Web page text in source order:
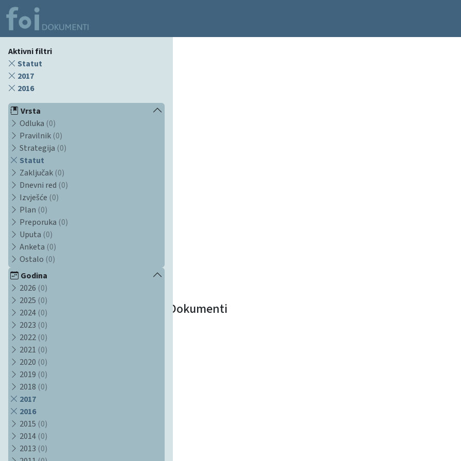
Aktivni filtri
Statut
2017
2016
Vrsta
Odluka (0)
Pravilnik (0)
Strategija (0)
Statut
Zaključak (0)
Dnevni red (0)
Izvješće (0)
Plan (0)
Preporuka (0)
Uputa (0)
Anketa (0)
Ostalo (0)
Godina
2026 (0)
2025 (0)
2024 (0)
2023 (0)
2022 (0)
2021 (0)
2020 (0)
2019 (0)
2018 (0)
2017
2016
2015 (0)
2014 (0)
2013 (0)
Dokumenti